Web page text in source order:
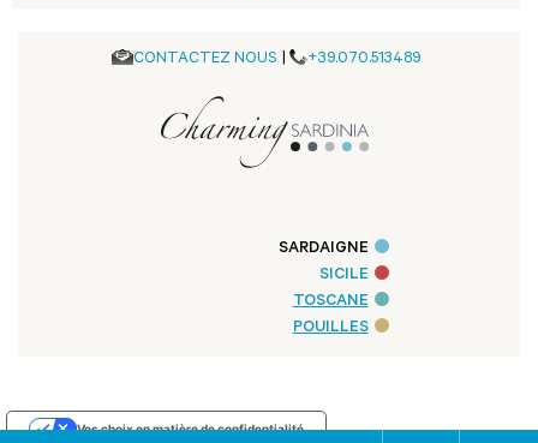
CONTACTEZ NOUS | +39.070.513489
SARDAIGNE
SICILE
TOSCANE
POUILLES
Vos choix en matière de confidentialité